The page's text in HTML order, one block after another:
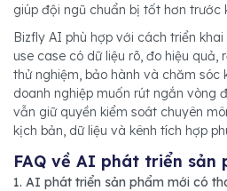
giúp đội ngũ chuẩn bị tốt hơn trước
Bizfly AI phù hợp với cách triển
use case có dữ liệu rõ, đo hiệu quả,
thử nghiệm, bảo hành và chăm sóc
doanh nghiệp muốn rút ngắn vòng
vẫn giữ quyền kiểm soát chuyên
kịch bản, dữ liệu và kênh tích hợp
FAQ về AI phát triển sản
1. AI phát triển sản phẩm mới có